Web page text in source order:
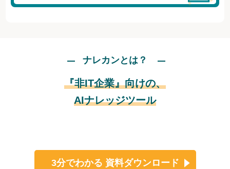
ナレカンとは？
『非IT企業』向けの、
AIナレッジツール
3分でわかる 資料ダウンロード